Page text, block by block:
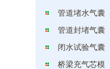
管道堵水气囊
管道封堵气囊
闭水试验气囊
桥梁充气芯模